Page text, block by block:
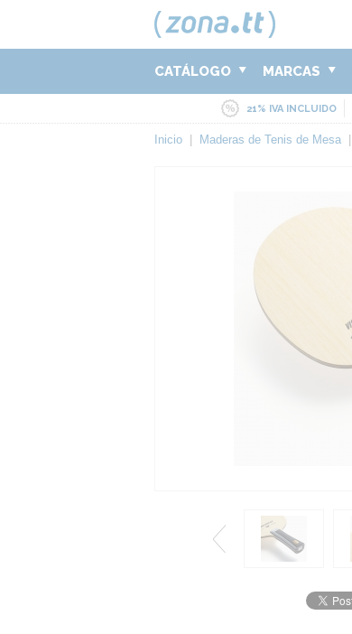
CATÁLOGO MARCAS
21% IVA INCLUIDO
Inicio Maderas de Tenis de Mesa